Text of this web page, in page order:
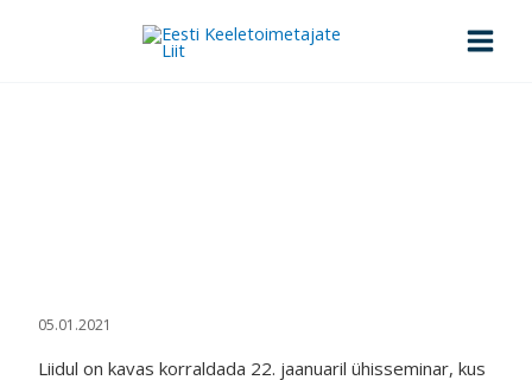
05.01.2021
Liidul on kavas korraldada 22. jaanuaril ühisseminar, kus